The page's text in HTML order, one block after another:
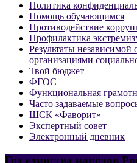
Политика
Помощь обучающимся
Противодействие
Профилактика
Результаты независимой
организациями
Твой бюджет
ФГОС
Функциональная
Часто задаваемые
ШСК «Фаворит»
Экспертный совет
Электронный дневник
Год единства народов